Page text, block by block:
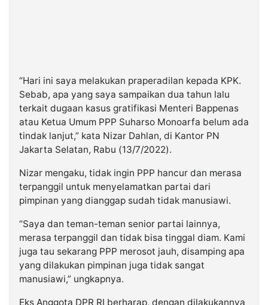
“Hari ini saya melakukan praperadilan kepada KPK.
Sebab, apa yang saya sampaikan dua tahun lalu
terkait dugaan kasus gratifikasi Menteri Bappenas
atau Ketua Umum PPP Suharso Monoarfa belum ada
tindak lanjut,” kata Nizar Dahlan, di Kantor PN
Jakarta Selatan, Rabu (13/7/2022).
Nizar mengaku, tidak ingin PPP hancur dan merasa
terpanggil untuk menyelamatkan partai dari
pimpinan yang dianggap sudah tidak manusiawi.
“Saya dan teman-teman senior partai lainnya,
merasa terpanggil dan tidak bisa tinggal diam. Kami
juga tau sekarang PPP merosot jauh, disamping apa
yang dilakukan pimpinan juga tidak sangat
manusiawi,” ungkapnya.
Eks Anggota DPR RI berharap, dengan dilakukannya